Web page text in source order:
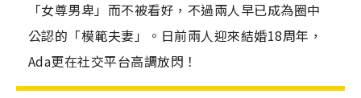
「女尊男卑」而不被看好，不過兩人早已成為圈中
公認的「模範夫妻」。日前兩人迎來結婚18周年，
Ada更在社交平台高調放閃！